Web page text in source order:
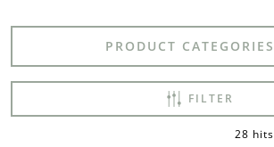
PRODUCT CATEGORIES
FILTER
28 hits